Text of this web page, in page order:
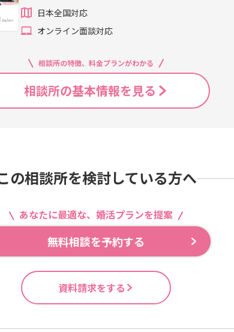
日本全国対応
オンライン面談対応
相談所の特徴、料金プランがわかる
相談所の基本情報を見る
の相談所を検討している方へ
あなたに最適な、婚活プランを提案
無料相談を予約する
資料請求をする